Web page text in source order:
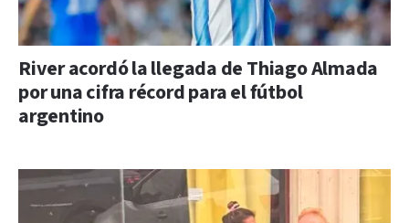
River acordó la llegada de Thiago Almada
por una cifra récord para el fútbol
argentino